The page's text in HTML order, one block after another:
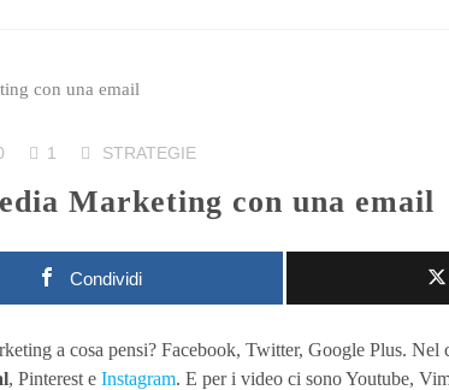
1 STRATEGIE
Marketing con una email
Condividi
a cosa pensi? Facebook, Twitter, Google Plus. Nel
, Pinterest e Instagram. E per i video ci sono Youtube,